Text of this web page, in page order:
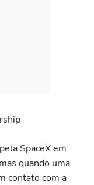
SpaceX em
quando uma
contato com a